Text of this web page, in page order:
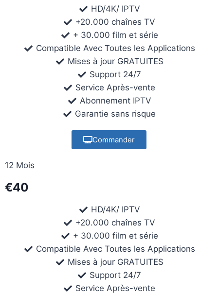
HD/4K/ IPTV
+20.000 chaînes TV
+ 30.000 film et série
Compatible Avec Toutes les Applications
Mises à jour GRATUITES
Support 24/7
Service Après-vente
Abonnement IPTV
Garantie sans risque
Commander
12 Mois
€40
HD/4K/ IPTV
+20.000 chaînes TV
+ 30.000 film et série
Compatible Avec Toutes les Applications
Mises à jour GRATUITES
Support 24/7
Service Après-vente